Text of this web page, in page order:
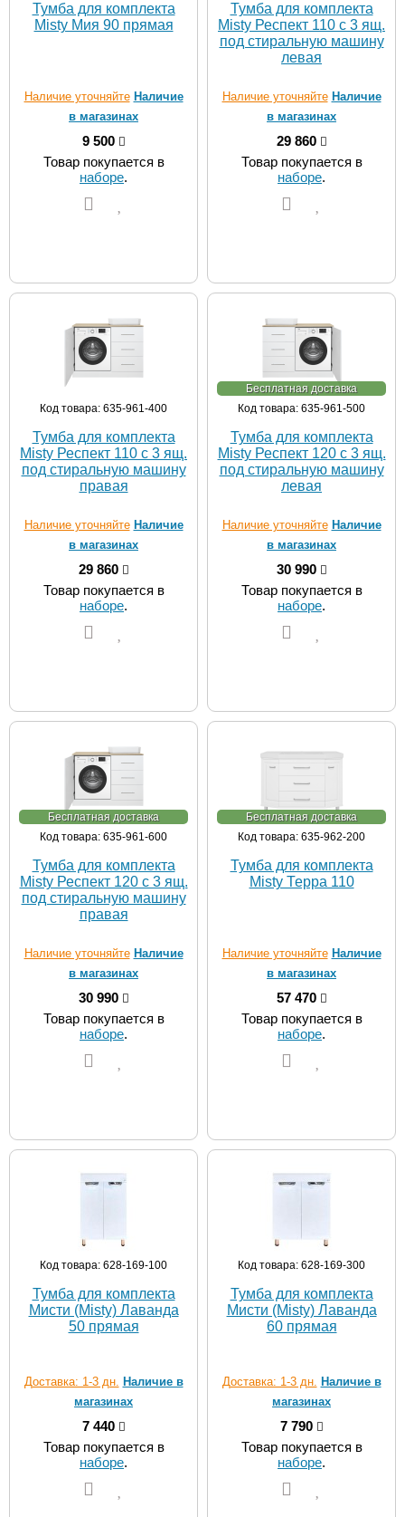
Тумба для комплекта
Misty Мия 90 прямая
Наличие уточняйте Наличие
в магазинах
9 500
Товар покупается в
наборе.
Тумба для комплекта
Misty Респект 110 с 3 ящ.
под стиральную машину
левая
Наличие уточняйте Наличие
в магазинах
29 860
Товар покупается в
наборе.
Код товара: 635-961-400
Тумба для комплекта
Misty Респект 110 с 3 ящ.
под стиральную машину
правая
Наличие уточняйте Наличие
в магазинах
29 860
Товар покупается в
наборе.
Бесплатная доставка
Код товара: 635-961-500
Тумба для комплекта
Misty Респект 120 с 3 ящ.
под стиральную машину
левая
Наличие уточняйте Наличие
в магазинах
30 990
Товар покупается в
наборе.
Бесплатная доставка
Код товара: 635-961-600
Тумба для комплекта
Misty Респект 120 с 3 ящ.
под стиральную машину
правая
Наличие уточняйте Наличие
в магазинах
30 990
Товар покупается в
наборе.
Бесплатная доставка
Код товара: 635-962-200
Тумба для комплекта
Misty Терра 110
Наличие уточняйте Наличие
в магазинах
57 470
Товар покупается в
наборе.
Код товара: 628-169-100
Тумба для комплекта
Мисти (Misty) Лаванда
50 прямая
Доставка: 1-3 дн. Наличие в
магазинах
7 440
Товар покупается в
наборе.
Код товара: 628-169-300
Тумба для комплекта
Мисти (Misty) Лаванда
60 прямая
Доставка: 1-3 дн. Наличие в
магазинах
7 790
Товар покупается в
наборе.